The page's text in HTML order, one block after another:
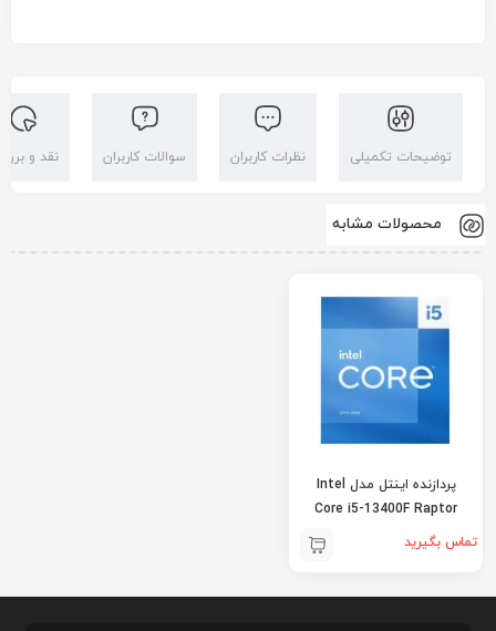
توضیحات تکمیلی نظرات کاربران سوالات کاربران نقد و
محصولات مشابه
پردازنده اینتل مدل Intel
Core i5-13400F Raptor
تماس بگیرید